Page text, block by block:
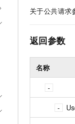
关于公共请求
返回参数
名称